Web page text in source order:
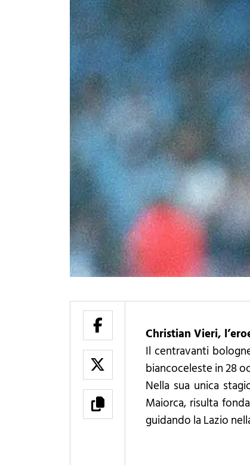
Christian Vieri,
Il centravanti
biancoceleste in 28
Nella sua unica
Maiorca, risulta
guidando la Lazio